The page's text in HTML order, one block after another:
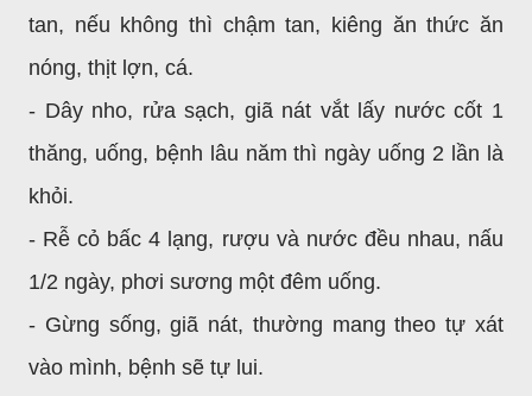
tan, nếu không thì chậm tan, kiêng ăn thức ăn
nóng, thịt lợn, cá.
- Dây nho, rửa sạch, giã nát vắt lấy nước cốt 1
thăng, uống, bệnh lâu năm thì ngày uống 2 lần là
khỏi.
- Rễ cỏ bấc 4 lạng, rượu và nước đều nhau, nấu
1/2 ngày, phơi sương một đêm uống.
- Gừng sống, giã nát, thường mang theo tự xát
vào mình, bệnh sẽ tự lui.